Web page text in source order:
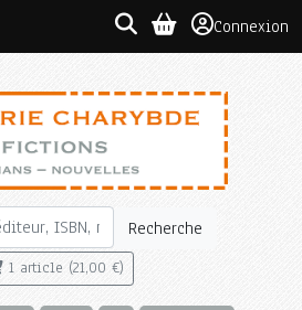
Connexion
Recherche
1 article (21,00 €)